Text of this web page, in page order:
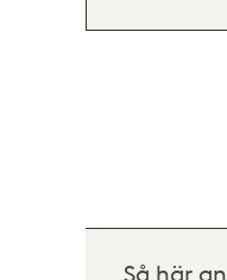
Så här